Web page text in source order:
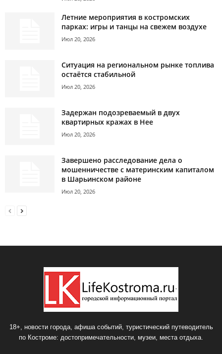
Летние мероприятия в костромских
парках: игры и танцы на свежем воздухе
Июл 20, 2026
Ситуация на региональном рынке топлива
остаётся стабильной
Июл 20, 2026
Задержан подозреваемый в двух
квартирных кражах в Нее
Июл 20, 2026
Завершено расследование дела о
мошенничестве с материнским капиталом
в Шарьинском районе
Июл 20, 2026
18+, новости города, афиша событий, туристический путеводитель
по Костроме: достопримечательности, музеи, места отдыха.